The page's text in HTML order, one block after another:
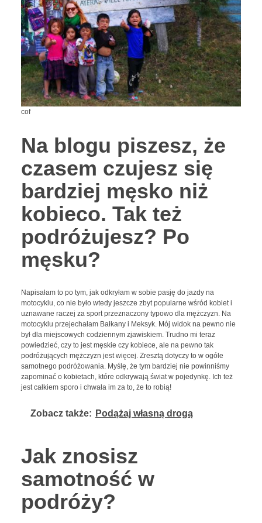
cof
Na blogu piszesz, że
czasem czujesz się
bardziej męsko niż
kobieco. Tak też
podróżujesz? Po
męsku?
Napisałam to po tym, jak odkryłam w sobie pasję do jazdy na
motocyklu, co nie było wtedy jeszcze zbyt popularne wśród kobiet i
uznawane raczej za sport przeznaczony typowo dla mężczyzn. Na
motocyklu przejechałam Bałkany i Meksyk. Mój widok na pewno nie
był dla miejscowych codziennym zjawiskiem. Trudno mi teraz
powiedzieć, czy to jest męskie czy kobiece, ale na pewno tak
podróżujących mężczyzn jest więcej. Zresztą dotyczy to w ogóle
samotnego podróżowania. Myślę, że tym bardziej nie powinniśmy
zapominać o kobietach, które odkrywają świat w pojedynkę. Ich też
jest całkiem sporo i chwała im za to, że to robią!
Zobacz także: Podążaj własną drogą
Jak znosisz
samotność w
podróży?